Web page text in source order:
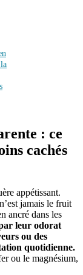
: ce
cachés
appétissant.
jamais le fruit
ancré dans les
leur odorat
ou des
quotidienne.
ou le magnésium,